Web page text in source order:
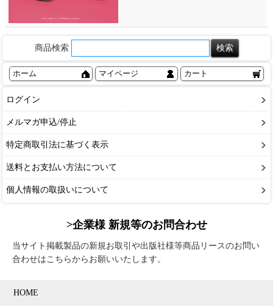
商品検索
ホーム マイページ カート
ログイン
メルマガ申込/停止
特定商取引法に基づく表示
送料とお支払い方法について
個人情報の取扱いについて
>企業様 新規等のお問合わせ
当サイト掲載製品の新規お取引や出版社様等商品リースのお問い
合わせはこちらからお願いいたします。
HOME